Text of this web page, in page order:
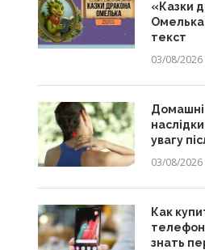
«Казки
текст
03/08/2026
Домашні
увагу
03/08/2026
Как
знать